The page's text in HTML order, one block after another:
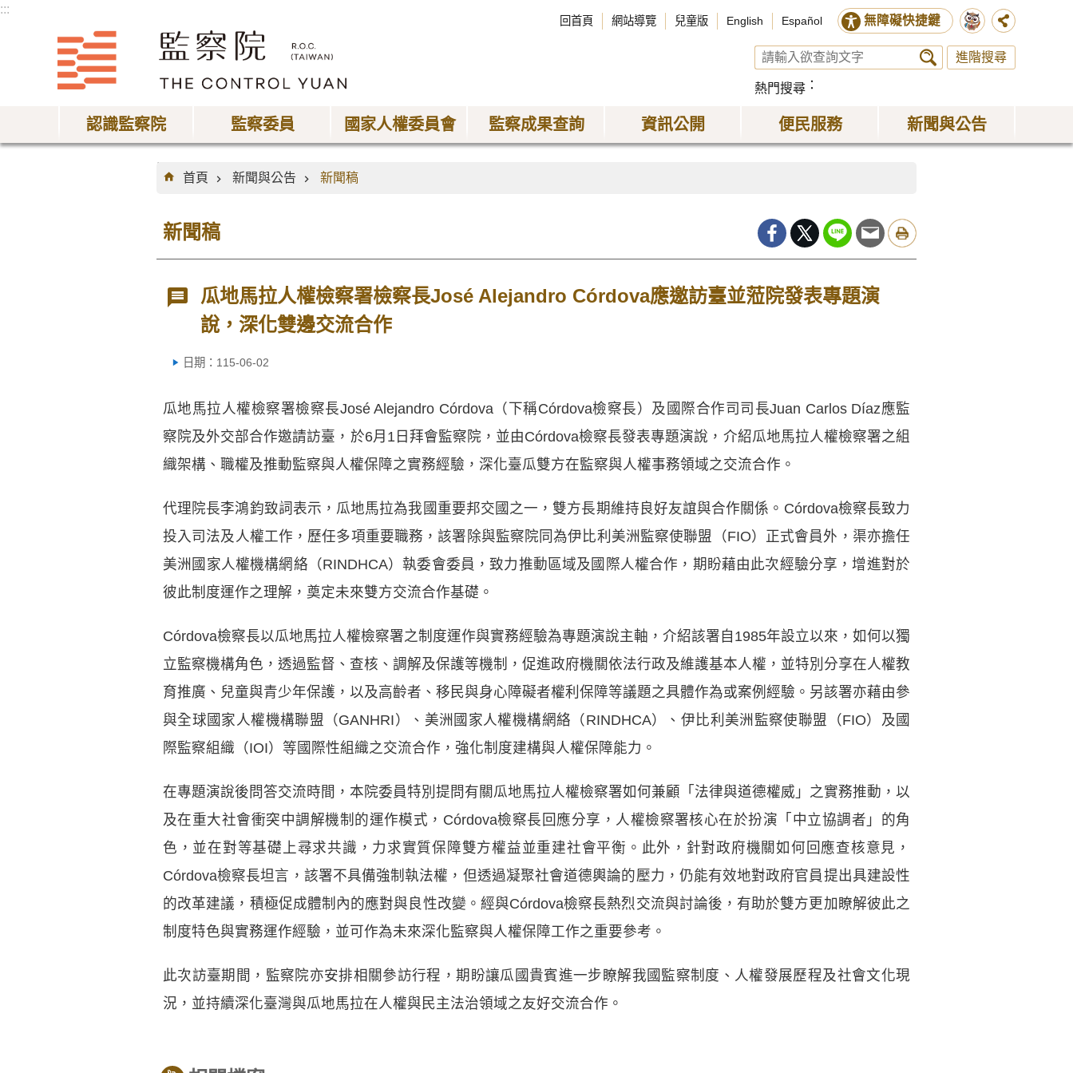
:::
回首頁 網站導覽 兒童版 English Español 無障礙快捷鍵
進階搜尋
熱門搜尋
認識監察院 監察委員 國家人權委員會 監察成果查詢 資訊公開 便民服務 新聞與公告
:::
首頁
新聞與公告 新聞稿
新聞稿
瓜地馬拉人權檢察署檢察長José Alejandro Córdova應邀訪臺並蒞院發表專題演
說，深化雙邊交流合作
日期：115-06-02
瓜地馬拉人權檢察署檢察長José Alejandro Córdova（下稱Córdova檢察長）及國際合作司司長Juan Carlos Díaz應監
察院及外交部合作邀請訪臺，於6月1日拜會監察院，並由Córdova檢察長發表專題演說，介紹瓜地馬拉人權檢察署之組
織架構、職權及推動監察與人權保障之實務經驗，深化臺瓜雙方在監察與人權事務領域之交流合作。
代理院長李鴻鈞致詞表示，瓜地馬拉為我國重要邦交國之一，雙方長期維持良好友誼與合作關係。Córdova檢察長致力
投入司法及人權工作，歷任多項重要職務，該署除與監察院同為伊比利美洲監察使聯盟（FIO）正式會員外，渠亦擔任
美洲國家人權機構網絡（RINDHCA）執委會委員，致力推動區域及國際人權合作，期盼藉由此次經驗分享，增進對於
彼此制度運作之理解，奠定未來雙方交流合作基礎。
Córdova檢察長以瓜地馬拉人權檢察署之制度運作與實務經驗為專題演說主軸，介紹該署自1985年設立以來，如何以獨
立監察機構角色，透過監督、查核、調解及保護等機制，促進政府機關依法行政及維護基本人權，並特別分享在人權教
育推廣、兒童與青少年保護，以及高齡者、移民與身心障礙者權利保障等議題之具體作為或案例經驗。另該署亦藉由參
與全球國家人權機構聯盟（GANHRI）、美洲國家人權機構網絡（RINDHCA）、伊比利美洲監察使聯盟（FIO）及國
際監察組織（IOI）等國際性組織之交流合作，強化制度建構與人權保障能力。
在專題演說後問答交流時間，本院委員特別提問有關瓜地馬拉人權檢察署如何兼顧「法律與道德權威」之實務推動，以
及在重大社會衝突中調解機制的運作模式，Córdova檢察長回應分享，人權檢察署核心在於扮演「中立協調者」的角
色，並在對等基礎上尋求共識，力求實質保障雙方權益並重建社會平衡。此外，針對政府機關如何回應查核意見，
Córdova檢察長坦言，該署不具備強制執法權，但透過凝聚社會道德輿論的壓力，仍能有效地對政府官員提出具建設性
的改革建議，積極促成體制內的應對與良性改變。經與Córdova檢察長熱烈交流與討論後，有助於雙方更加瞭解彼此之
制度特色與實務運作經驗，並可作為未來深化監察與人權保障工作之重要參考。
此次訪臺期間，監察院亦安排相關參訪行程，期盼讓瓜國貴賓進一步瞭解我國監察制度、人權發展歷程及社會文化現
況，並持續深化臺灣與瓜地馬拉在人權與民主法治領域之友好交流合作。